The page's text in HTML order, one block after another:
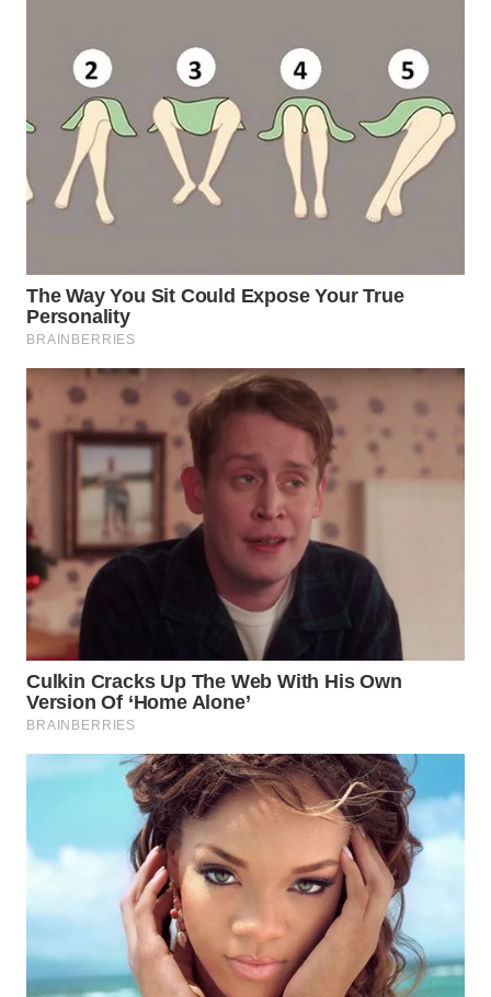
SERDANG
WN
TEBING
TINGGI
WN
WN
KARAWANG
WN
BEKASI
WN
BOGOR
DEPOK
WN
TAPANULI
UTARA
WN
LAWAS
WN